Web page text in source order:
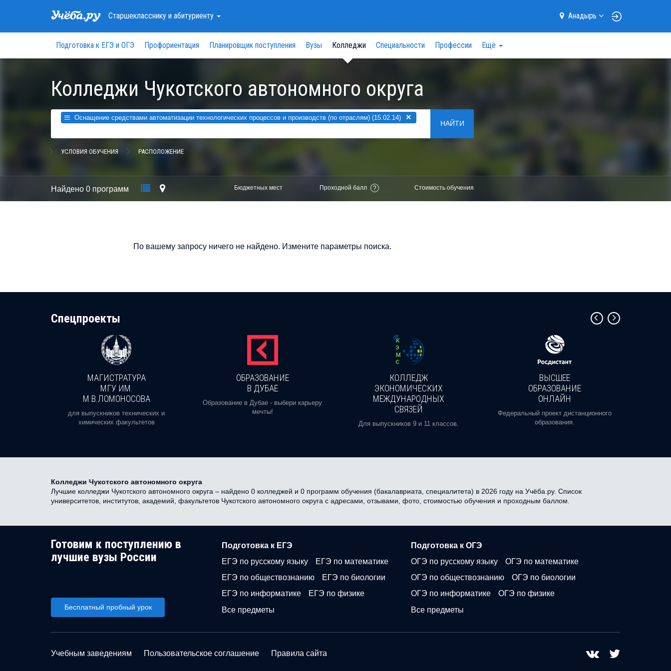
Старшеклассникуи абитуриенту Анадырь
Подготовка к ЕГЭ и ОГЭ Профориентация Планировщик поступления Вузы Колледжи Специальности Профессии Ещё
Колледжи Чукотского автономного округа
Оснащение средствами автоматизации технологических процессов и производств (по отраслям) (15.02.14) ×
НАЙТИ
УСЛОВИЯ ОБУЧЕНИЯ РАСПОЛОЖЕНИЕ
Найдено 0 программ Бюджетных мест Проходной балл ? Стоимость обучения
По вашему запросу ничего не найдено. Измените параметры поиска.
Cпецпроекты
МАГИСТРАТУРА
МГУ ИМ.
М.В.ЛОМОНОСОВА
для выпускников технических и
химических факультетов
ОБРАЗОВАНИЕ
В ДУБАЕ
Образование в Дубае - выбери карьеру
мечты!
КОЛЛЕДЖ
ЭКОНОМИЧЕСКИХ
МЕЖДУНАРОДНЫХ
СВЯЗЕЙ
Для выпускников 9 и 11 классов.
ВЫСШЕЕ
ОБРАЗОВАНИЕ
ОНЛАЙН
Федеральный проект дистанционного
образования.
Колледжи Чукотского автономного округа
Лучшие колледжи Чукотского автономного округа – найдено 0 колледжей и 0 программ обучения (бакалавриата, специалитета) в 2026 году на Учёба.ру. Список
университетов, институтов, академий, факультетов Чукотского автономного округа с адресами, отзывами, фото, стоимостью обучения и проходным баллом.
Готовим к поступлению в
лучшие вузы России
Бесплатный пробный урок
Подготовка к ЕГЭ
ЕГЭ по русскому языку
ЕГЭ по математике
ЕГЭ по обществознанию
ЕГЭ по биологии
ЕГЭ по информатике
ЕГЭ по физике
Все предметы
Подготовка к ОГЭ
ОГЭ по русскому языку
ОГЭ по математике
ОГЭ по обществознанию
ОГЭ по биологии
ОГЭ по информатике
ОГЭ по физике
Все предметы
Учебным заведениям Пользовательское соглашение Правила сайта